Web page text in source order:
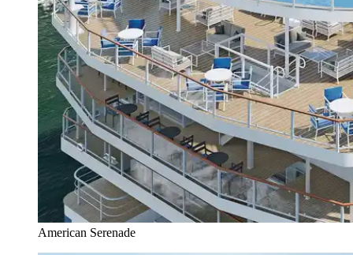
American Serenade